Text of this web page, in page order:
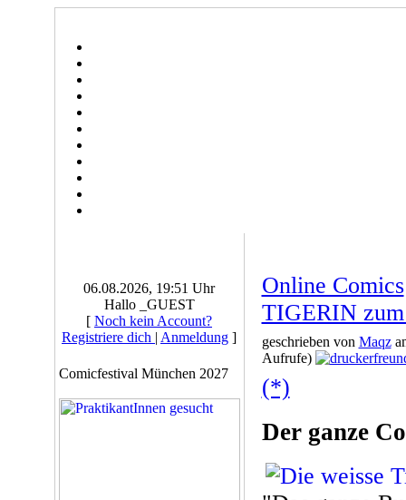
06.08.2026, 19:51 Uhr
Hallo _GUEST
[ Noch kein Account?
Registriere dich | Anmeldung ]
Comicfestival München 2027
Online Comics
TIGERIN zum
geschrieben von Maqz
Aufrufe)
(*)
Der ganze